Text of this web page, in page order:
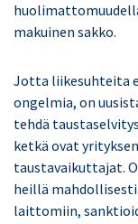
makuinen sakko.
Jotta liikesuhteita
ongelmia, on
tehdä
ketkä ovat
taustavaikuttajat.
heillä
laittomiin,